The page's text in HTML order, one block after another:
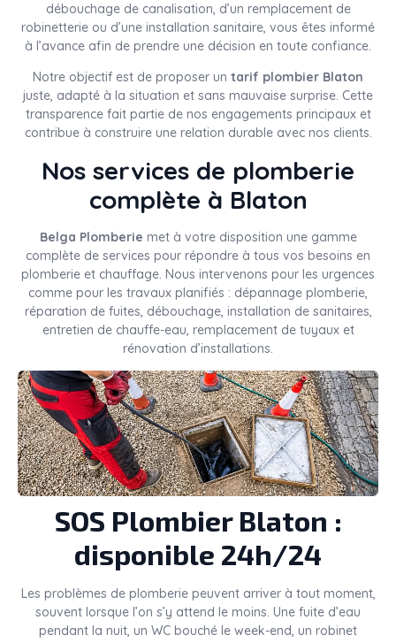
débouchage de canalisation, d’un remplacement de
robinetterie ou d’une installation sanitaire, vous êtes informé
à l’avance afin de prendre une décision en toute confiance.
Notre objectif est de proposer un tarif plombier Blaton
juste, adapté à la situation et sans mauvaise surprise. Cette
transparence fait partie de nos engagements principaux et
contribue à construire une relation durable avec nos clients.
Nos services de plomberie
complète à Blaton
Belga Plomberie met à votre disposition une gamme
complète de services pour répondre à tous vos besoins en
plomberie et chauffage. Nous intervenons pour les urgences
comme pour les travaux planifiés : dépannage plomberie,
réparation de fuites, débouchage, installation de sanitaires,
entretien de chauffe-eau, remplacement de tuyaux et
rénovation d’installations.
SOS Plombier Blaton :
disponible 24h/24
Les problèmes de plomberie peuvent arriver à tout moment,
souvent lorsque l’on s’y attend le moins. Une fuite d’eau
pendant la nuit, un WC bouché le week-end, un robinet